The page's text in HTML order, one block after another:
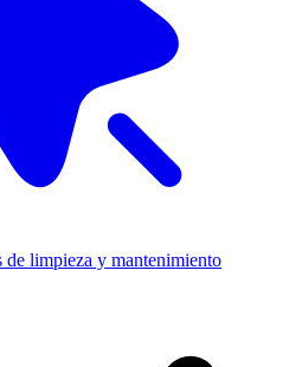
de limpieza y mantenimiento